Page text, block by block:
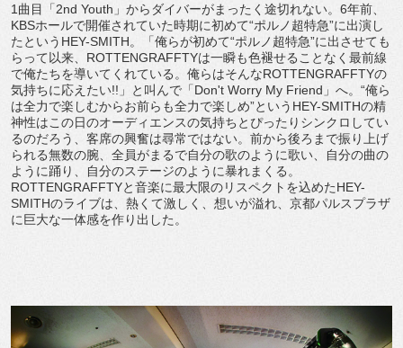
1曲目「2nd Youth」からダイバーがまったく途切れない。6年前、
KBSホールで開催されていた時期に初めて“ポルノ超特急”に出演し
たというHEY-SMITH。「俺らが初めて“ポルノ超特急”に出させても
らって以来、ROTTENGRAFFTYは一瞬も色褪せることなく最前線
で俺たちを導いてくれている。俺らはそんなROTTENGRAFFTYの
気持ちに応えたい!!」と叫んで「Don't Worry My Friend」へ。“俺ら
は全力で楽しむからお前らも全力で楽しめ”というHEY-SMITHの精
神性はこの日のオーディエンスの気持ちとぴったりシンクロしてい
るのだろう、客席の興奮は尋常ではない。前から後ろまで振り上げ
られる無数の腕、全員がまるで自分の歌のように歌い、自分の曲の
ように踊り、自分のステージのように暴れまくる。
ROTTENGRAFFTYと音楽に最大限のリスペクトを込めたHEY-
SMITHのライブは、熱くて激しく、想いが溢れ、京都パルスプラザ
に巨大な一体感を作り出した。